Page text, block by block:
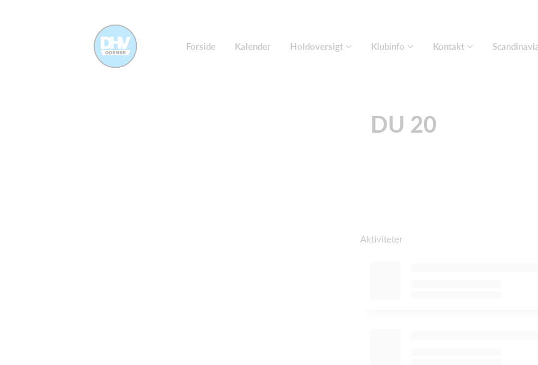
Forside Kalender Holdoversigt Klubinfo Kontakt
DU 20
Aktiviteter